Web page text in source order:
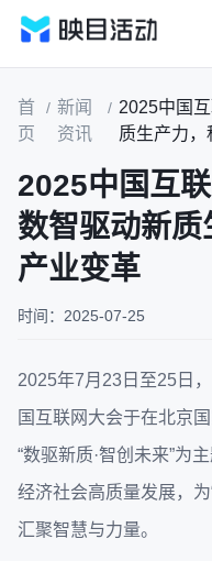
首
页
/ 新闻
资讯
/ 2025中国
质生产力
2025中国互
数智驱动新
产业变革
时间：2025-07-25
2025年7月23日至25日
国互联网大会于在北京
“数驱新质·智创未来”为
经济社会高质量发展，为
汇聚智慧与力量。